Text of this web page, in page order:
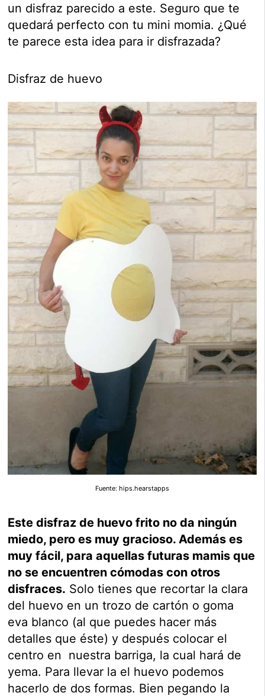
un disfraz parecido a este. Seguro que te
quedará perfecto con tu mini momia. ¿Qué
te parece esta idea para ir disfrazada?
Disfraz de huevo
Fuente: hips.hearstapps
Este disfraz de huevo frito no da ningún
miedo, pero es muy gracioso. Además es
muy fácil, para aquellas futuras mamis que
no se encuentren cómodas con otros
disfraces. Solo tienes que recortar la clara
del huevo en un trozo de cartón o goma
eva blanco (al que puedes hacer más
detalles que éste) y después colocar el
centro en nuestra barriga, la cual hará de
yema. Para llevar la el huevo podemos
hacerlo de dos formas. Bien pegando la